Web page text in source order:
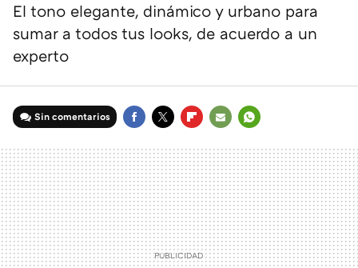
El tono elegante, dinámico y urbano para
sumar a todos tus looks, de acuerdo a un
experto
Sin comentarios
MAIL